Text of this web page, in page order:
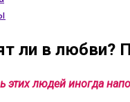
ли в любви?
этих людей иногда